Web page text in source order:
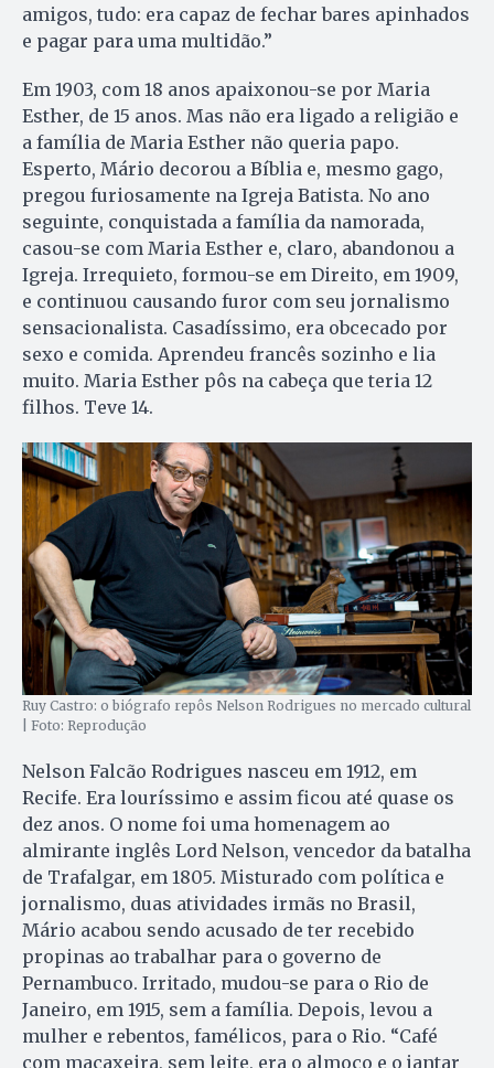
amigos, tudo: era capaz de fechar bares apinhados
e pagar para uma multidão.”
Em 1903, com 18 anos apaixonou-se por Maria
Esther, de 15 anos. Mas não era ligado a religião e
a família de Maria Esther não queria papo.
Esperto, Mário decorou a Bíblia e, mesmo gago,
pregou furiosamente na Igreja Batista. No ano
seguinte, conquistada a família da namorada,
casou-se com Maria Esther e, claro, abandonou a
Igreja. Irrequieto, formou-se em Direito, em 1909,
e continuou causando furor com seu jornalismo
sensacionalista. Casadíssimo, era obcecado por
sexo e comida. Aprendeu francês sozinho e lia
muito. Maria Esther pôs na cabeça que teria 12
filhos. Teve 14.
Ruy Castro: o biógrafo repôs Nelson Rodrigues no mercado cultural
| Foto: Reprodução
Nelson Falcão Rodrigues nasceu em 1912, em
Recife. Era louríssimo e assim ficou até quase os
dez anos. O nome foi uma homenagem ao
almirante inglês Lord Nelson, vencedor da batalha
de Trafalgar, em 1805. Misturado com política e
jornalismo, duas atividades irmãs no Brasil,
Mário acabou sendo acusado de ter recebido
propinas ao trabalhar para o governo de
Pernambuco. Irritado, mudou-se para o Rio de
Janeiro, em 1915, sem a família. Depois, levou a
mulher e rebentos, famélicos, para o Rio. “Café
com macaxeira, sem leite, era o almoço e o jantar